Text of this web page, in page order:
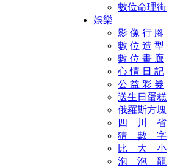
數位命理街
娛樂
影 像 行 腳
數 位 造 型
數 位 畫 廊
心 情 日 記
公 益 彩 券
送生日蛋糕
俄羅斯方塊
四 川 省
猜 數 字
比 大 小
泡 泡 龍